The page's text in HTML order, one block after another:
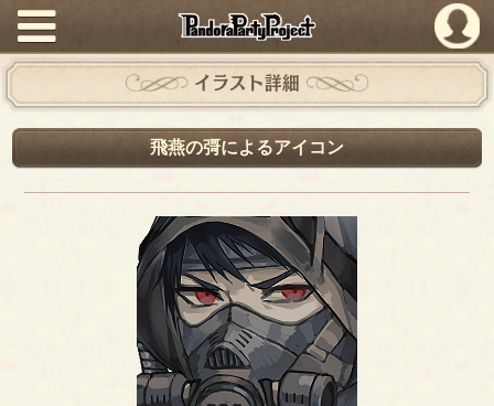
PandoraPartyProject
イラスト詳細
飛燕の彁によるアイコン